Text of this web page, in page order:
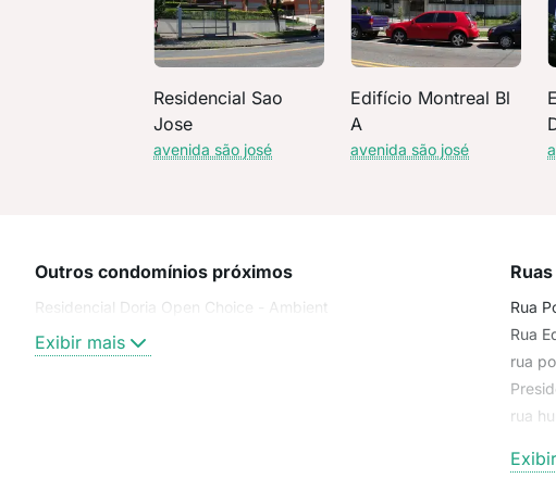
Residencial Sao
Jose
avenida são josé
Edifício Montreal Bl
A
avenida são josé
Outros condomínios próximos
Residencial Doria Open Choice - Ambient
Exibir mais
Rua
Rua
rua
rua
rua